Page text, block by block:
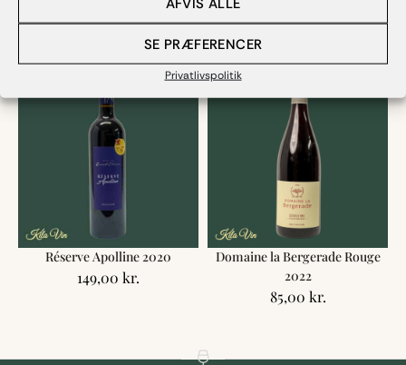
SE PRÆFERENCER
Privatlivspolitik
249,00kr.
2023
Réserve Apolline 2020
149,00 kr.
Domaine la Bergerade Rouge
2022
85,00 kr.